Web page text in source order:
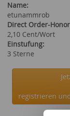
Name:
etunammrob
Direct Order-
2,10 Cent/Wort
Einstufung:
3 Sterne
registrieren